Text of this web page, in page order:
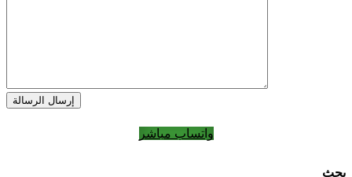
إرسال الرسالة
واتساب مباشر
بحث